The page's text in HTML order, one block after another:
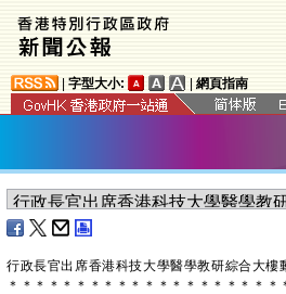
字型大小: 網頁指南
行政長官出席香港科技大學醫學教研綜合大樓
＊ ＊ ＊ ＊ ＊ ＊ ＊ ＊ ＊ ＊ ＊ ＊ ＊ ＊ ＊ ＊ ＊ ＊ ＊ ＊